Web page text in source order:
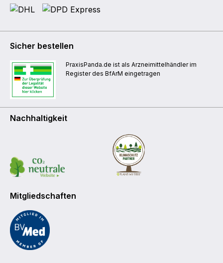
Sicher bestellen
PraxisPanda.de ist als Arzneimittelhändler im
Register des BfArM eingetragen
Nachhaltigkeit
Mitgliedschaften